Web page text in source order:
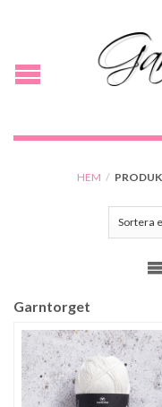
HEM /
Garntorget